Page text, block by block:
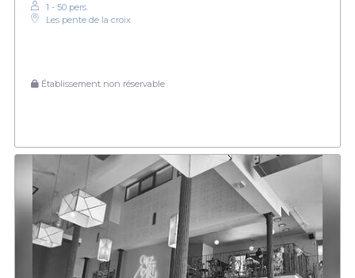
1 - 50 pers.
Les pente de la croix
Établissement non réservable